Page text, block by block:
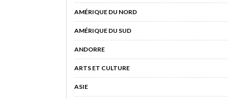
AMÉRIQUE DU NORD
AMÉRIQUE DU SUD
ANDORRE
ARTS ET CULTURE
ASIE